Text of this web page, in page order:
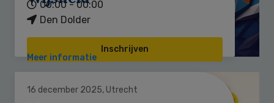
00:00 - 00:00
Den Dolder
Inschrijven
Meer informatie
16 december 2025, Utrecht